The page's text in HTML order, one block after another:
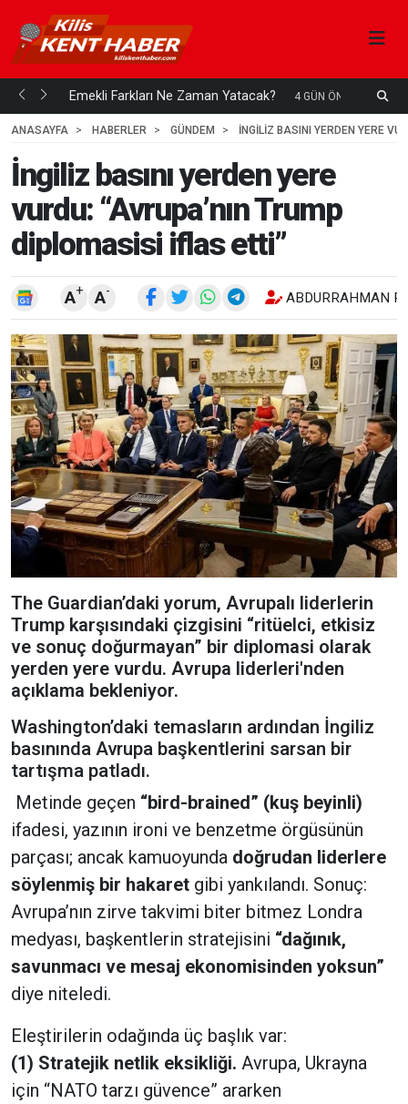
mi... Emekli Farkları Ne Zaman Yatacak? 4 GÜN ÖNCE
ANASAYFA
HABERLER GÜNDEM İNGILIZ BASINI YERDEN YERE
İngiliz basını yerden yere
vurdu: “Avrupa’nın Trump
diplomasisi iflas etti”
A+ A- ABDURRAHMAN
The Guardian’daki yorum, Avrupalı liderlerin
Trump karşısındaki çizgisini “ritüelci, etkisiz
ve sonuç doğurmayan” bir diplomasi olarak
yerden yere vurdu. Avrupa liderleri'nden
açıklama bekleniyor.
Washington’daki temasların ardından İngiliz
basınında Avrupa başkentlerini sarsan bir
tartışma patladı.
Metinde geçen “bird-brained” (kuş beyinli)
ifadesi, yazının ironi ve benzetme örgüsünün
parçası; ancak kamuoyunda doğrudan liderlere
söylenmiş bir hakaret gibi yankılandı. Sonuç:
Avrupa’nın zirve takvimi biter bitmez Londra
medyası, başkentlerin stratejisini “dağınık,
savunmacı ve mesaj ekonomisinden yoksun”
diye niteledi.
Eleştirilerin odağında üç başlık var:
(1) Stratejik netlik eksikliği. Avrupa, Ukrayna
için “NATO tarzı güvence” ararken